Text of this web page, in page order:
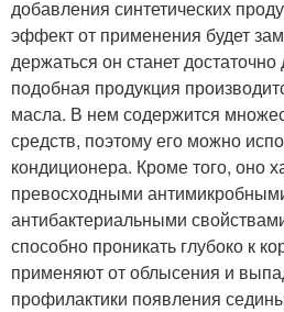
добавления синтетических
эффект от применения будет
держаться он станет
подобная продукция
масла. В нем содержится
средств, поэтому его можно
кондиционера. Кроме того, оно
превосходными
антибактериальными
способно проникать глубоко к
применяют от облысения и
профилактики появления